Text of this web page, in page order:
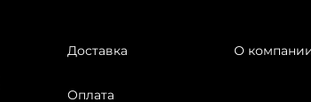
Доставка
Оплата
О